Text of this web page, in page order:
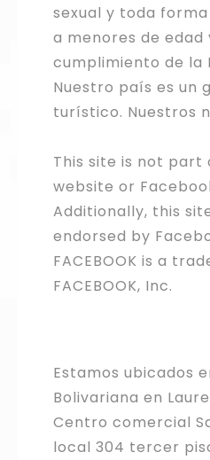
sexual y toda
a menores de
cumplimiento de la
Nuestro país es un
turístico. Nuestros
This site is not part
website or
Additionally, this
endorsed by
FACEBOOK is a
FACEBOOK, Inc.
Estamos ubicados
Bolivariana en
Centro comercial
local 304 tercer